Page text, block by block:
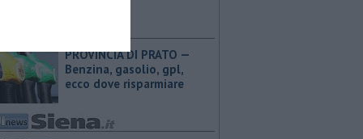
PROVINCIA DI PRATO — ​
Benzina, gasolio, gpl,
ecco dove risparmiare